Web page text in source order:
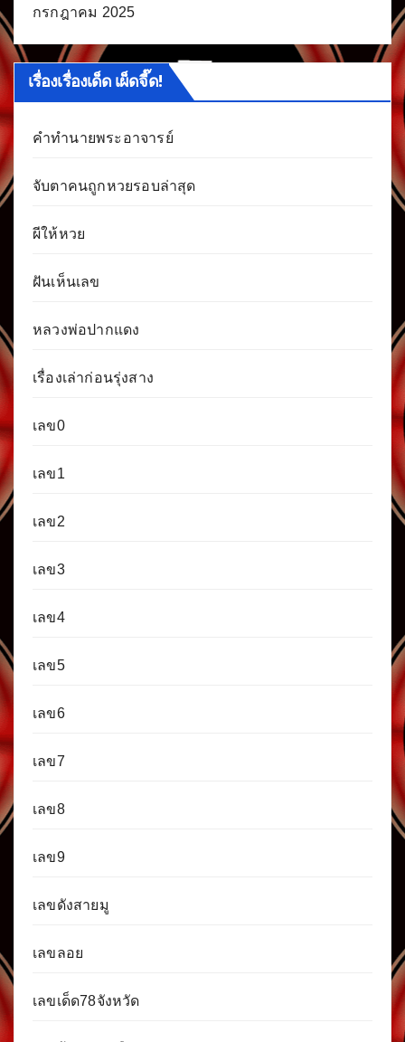
กรกฎาคม 2025
เรื่องเรื่องเด็ด เผ็ดจี๊ด!
คำทำนายพระอาจารย์
จับตาคนถูกหวยรอบล่าสุด
ผีให้หวย
ฝันเห็นเลข
หลวงพ่อปากแดง
เรื่องเล่าก่อนรุ่งสาง
เลข0
เลข1
เลข2
เลข3
เลข4
เลข5
เลข6
เลข7
เลข8
เลข9
เลขดังสายมู
เลขลอย
เลขเด็ด78จังหวัด